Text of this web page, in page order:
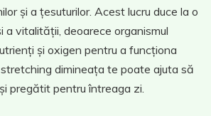
și a țesuturilor. Acest lucru duce la o
a vitalității, deoarece organismul
și oxigen pentru a funcționa
dimineața te poate ajuta să
pregătit pentru întreaga zi.